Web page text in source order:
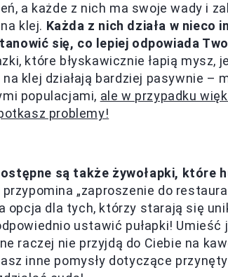
a każde z nich ma swoje wady i
klej. Każda z nich działa w nieco
się, co lepiej odpowiada
które błyskawicznie łapią mysz,
klej działają bardziej pasywnie –
populacjami, ale w przypadku
problemy!
są także żywołapki, które
„zaproszenie do
opcja dla tych, którzy starają się
ustawić pułapki! Umieść
raczej nie przyjdą do Ciebie na
inne pomysły dotyczące